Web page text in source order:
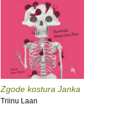
Zgode kostura Janka
Triinu Laan